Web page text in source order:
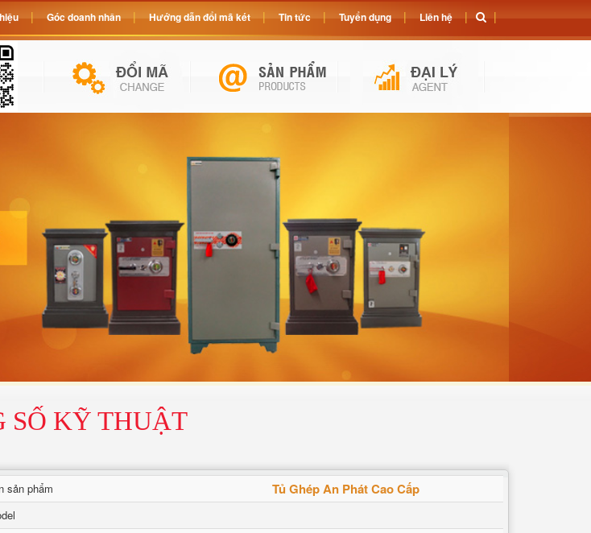
SỐ KỸ THUẬT
sản phẩm Tủ Ghép An Phát Cao Cấp
Góc doanh nhân Hướng dẫn đổi mã két Tin tức Tuyển dụng Liên hệ